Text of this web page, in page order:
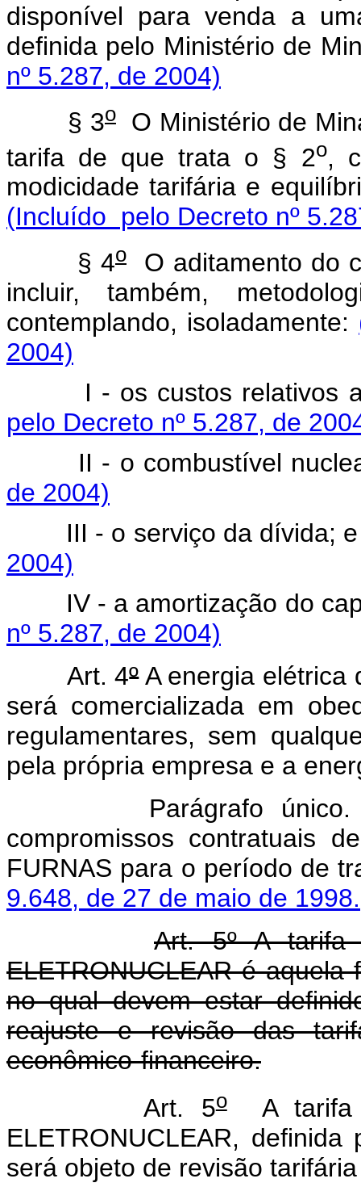
disponível para venda a
definida pelo Ministério de
nº 5.287, de 2004)
§ 3oO Ministério de
tarifa de que trata o § 2o,
modicidade tarifária e
(Incluído pelo Decreto nº
§ 4o O aditamento do
incluir, também,
contemplando, isoladamente:
2004)
I - os custos relativos a
pelo Decreto nº 5.287, de
II - o combustível
de 2004)
III - o serviço da dívida;
2004)
IV - a amortização do
nº 5.287, de 2004)
Art. 4ºA energia elétrica
será comercializada em
regulamentares, sem
pela própria empresa e a
Parágrafo único.
compromissos contratuais
FURNAS para o período de
9.648, de 27 de maio de 1998.
Art. 5º A tarifa
ELETRONUCLEAR é
no qual devem estar
reajuste e revisão das
econômico-financeiro.
Art. 5oA tarifa
ELETRONUCLEAR,
será objeto de revisão